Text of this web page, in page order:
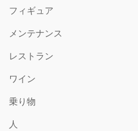
フィギュア
メンテナンス
レストラン
ワイン
乗り物
人